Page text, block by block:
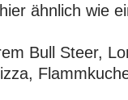
ähnlich wie
Bull Steer,